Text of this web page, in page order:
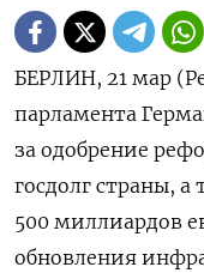
БЕРЛИН, 21 мар
парламента
за одобрение
госдолг страны,
500 миллиардов
обновления